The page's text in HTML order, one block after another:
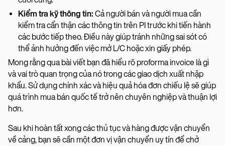
Kiểm tra kỹ thông tin: Cả người bán và người mua cần
kiểm tra cẩn thận các thông tin trên PI trước khi tiến hành
các bước tiếp theo. Điều này giúp tránh những sai sót có
thể ảnh hưởng đến việc mở L/C hoặc xin giấy phép.
Mong rằng qua bài viết bạn đã hiểu rõ proforma invoice là gì
và vai trò quan trọng của nó trong các giao dịch xuất nhập
khẩu. Sử dụng chính xác và hiệu quả hóa đơn chiếu lệ sẽ giúp
quá trình mua bán quốc tế trở nên chuyên nghiệp và thuận lợi
hơn.
Sau khi hoàn tất xong các thủ tục và hàng được vận chuyển
về cảng, bạn sẽ cần một đơn vị vận chuyển uy tín để chở